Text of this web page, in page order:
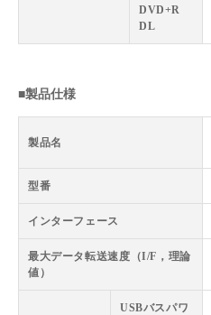
DVD+R
DL
■製品仕様
製品名
型番
インターフェース
最大データ転送速度（I/F，理論
値）
USBバスパワ